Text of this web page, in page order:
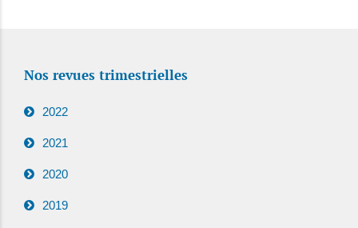
Nos revues trimestrielles
2022
2021
2020
2019